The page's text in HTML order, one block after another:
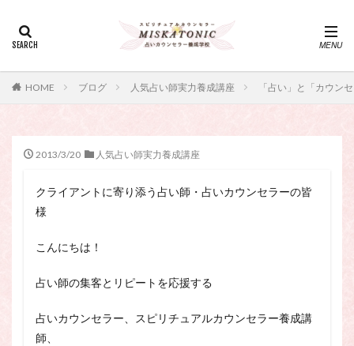
HOME ブログ 人気占い師実力養成講座 「占い」と「カウン
2013/3/20 人気占い師実力養成講座
クライアントに寄り添う占い師・占いカウンセラーの皆
様
こんにちは！
占い師の集客とリピートを応援する
占いカウンセラー、スピリチュアルカウンセラー養成講
師、
ー、占い師、占い師になりたい、占い講座
引き寄せの法則
心理療法
波動の法則
電話占い師
占い師になりたい
占いセラピー
スピリチュアル・セラピー
サイコセラピー